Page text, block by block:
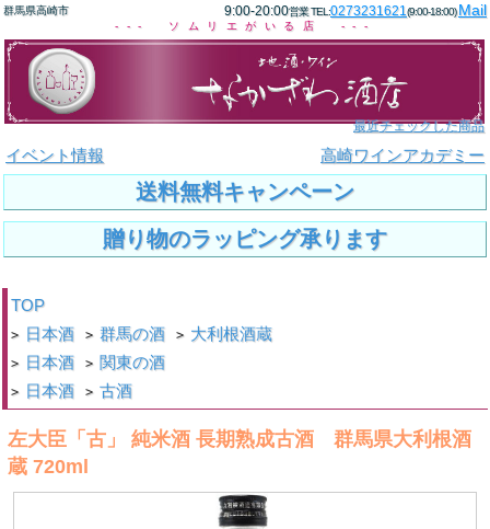
群馬県高崎市 9:00-20:00営業 TEL:0273231621(9:00-18:00)Mail
--- ソムリエがいる店 ---
最近チェックした商品
イベント情報 高崎ワインアカデミー
送料無料キャンペーン
贈り物のラッピング承ります
TOP
> 日本酒 > 群馬の酒 > 大利根酒蔵
> 日本酒 > 関東の酒
> 日本酒 > 古酒
左大臣「古」 純米酒 長期熟成古酒 群馬県大利根酒
蔵 720ml